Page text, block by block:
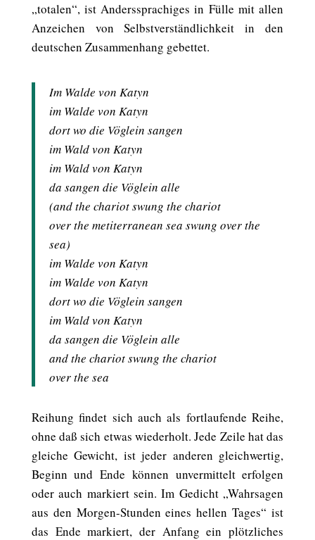
„totalen“, ist Anderssprachiges in Fülle mit allen
Anzeichen von Selbstverständlichkeit in den
deutschen Zusammenhang gebettet.
Im Walde von Katyn
im Walde von Katyn
dort wo die Vöglein sangen
im Wald von Katyn
im Wald von Katyn
da sangen die Vöglein alle
(and the chariot swung the chariot
over the metiterranean sea swung over the
sea)
im Walde von Katyn
im Walde von Katyn
dort wo die Vöglein sangen
im Wald von Katyn
da sangen die Vöglein alle
and the chariot swung the chariot
over the sea
Reihung findet sich auch als fortlaufende Reihe,
ohne daß sich etwas wiederholt. Jede Zeile hat das
gleiche Gewicht, ist jeder anderen gleichwertig,
Beginn und Ende können unvermittelt erfolgen
oder auch markiert sein. Im Gedicht „Wahrsagen
aus den Morgen-Stunden eines hellen Tages“ ist
das Ende markiert, der Anfang ein plötzliches